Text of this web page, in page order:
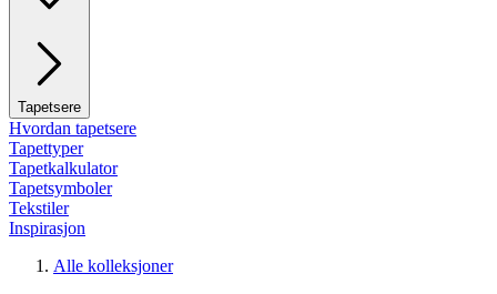
Tapetsere
Hvordan tapetsere
Tapettyper
Tapetkalkulator
Tapetsymboler
Tekstiler
Inspirasjon
Alle kolleksjoner